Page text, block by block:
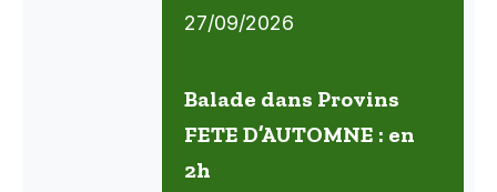
27/09/2026
Balade dans Provins
FETE D’AUTOMNE : en
2h